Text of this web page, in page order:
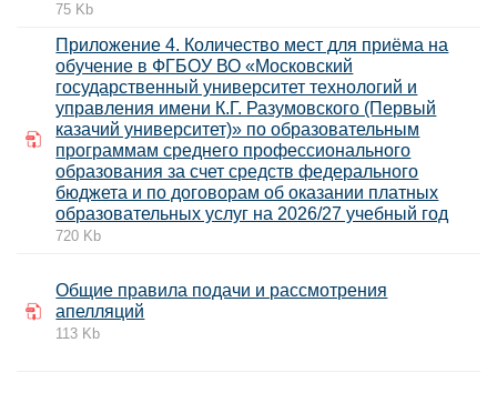
75 Kb
Приложение 4. Количество мест для приёма на
обучение в ФГБОУ ВО «Московский
государственный университет технологий и
управления имени К.Г. Разумовского (Первый
казачий университет)» по образовательным
программам среднего профессионального
образования за счет средств федерального
бюджета и по договорам об оказании платных
образовательных услуг на 2026/27 учебный год
720 Kb
Общие правила подачи и рассмотрения
апелляций
113 Kb